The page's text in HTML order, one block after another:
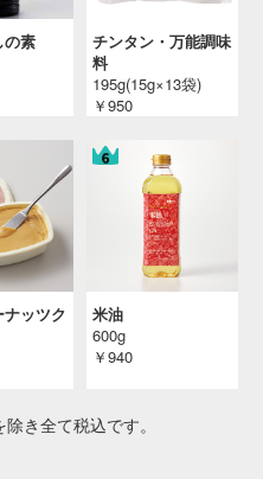
席お吸い物
スト調味料 ＳＬＣ湘南 大路雅子
02/14 投稿者：ベストオブベスト調味料
スト調味料 ＳＬＣ横浜 杉浦 寿
02/07 投稿者：ベストオブベスト調味料
スト調味料 ＳＬＣ茨城 中居真理
02/03 投稿者：ベストオブベスト調味料
プきのこご飯
スト調味料 ＳＬＣ横浜 山口敦子
03 投稿者：ベストオブベスト調味料
の素
チンタン・万能調味
料
195g(15g×13袋)
￥950
ッツク
米油
600g
￥940
き全て税込です。